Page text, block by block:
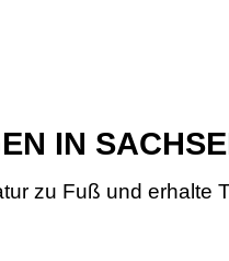
IN
zu Fuß und erhalte